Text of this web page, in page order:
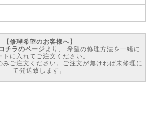
【修理希望のお客様へ】
コチラのページ より、 希望の修理方法を一緒に
トに入れてご注文ください。
ご注文ください。ご注文が無ければ未修理に
て発送致します。